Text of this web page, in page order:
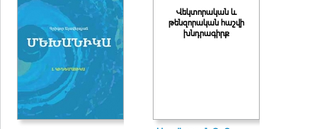
Վեկտորական և
թենզորական հաշվի
խնդրագիրք